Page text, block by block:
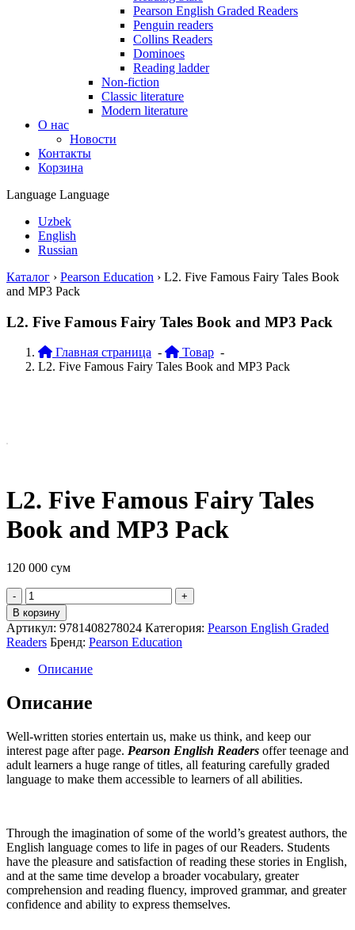
Pearson English Graded Readers
Penguin readers
Collins Readers
Dominoes
Reading ladder
Non-fiction
Classic literature
Modern literature
О нас
Новости
Контакты
Корзина
Language Language
Uzbek
English
Russian
Каталог › Pearson Education › L2. Five Famous Fairy Tales Book
and MP3 Pack
L2. Five Famous Fairy Tales Book and MP3 Pack
Главная страница - Товар -
L2. Five Famous Fairy Tales Book and MP3 Pack
L2. Five Famous Fairy Tales
Book and MP3 Pack
120 000 сум
Quantity
В корзину
Артикул: 9781408278024 Категория: Pearson English Graded
Readers Бренд: Pearson Education
Описание
Описание
Well-written stories entertain us, make us think, and keep our
interest page after page. Pearson English Readers offer teenage and
adult learners a huge range of titles, all featuring carefully graded
language to make them accessible to learners of all abilities.
Through the imagination of some of the world’s greatest authors, the
English language comes to life in pages of our Readers. Students
have the pleasure and satisfaction of reading these stories in English,
and at the same time develop a broader vocabulary, greater
comprehension and reading fluency, improved grammar, and greater
confidence and ability to express themselves.